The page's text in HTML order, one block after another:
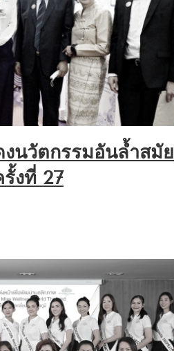
นวัตกรรมอันล้ำสมัย
งที่ 27